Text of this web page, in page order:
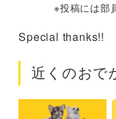
※投稿には部
Special thanks!!
近くのおで